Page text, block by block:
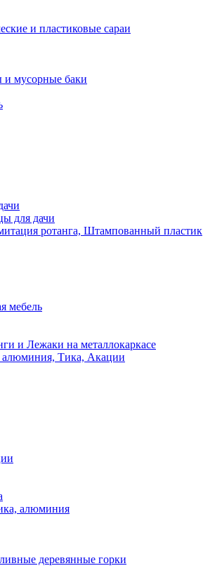
и пластиковые сараи
мусорные баки
для дачи
ротанга, Штампованный пластик
мебель
и Лежаки на металлокаркасе
алюминия, Тика, Акации
алюминия
деревянные горки